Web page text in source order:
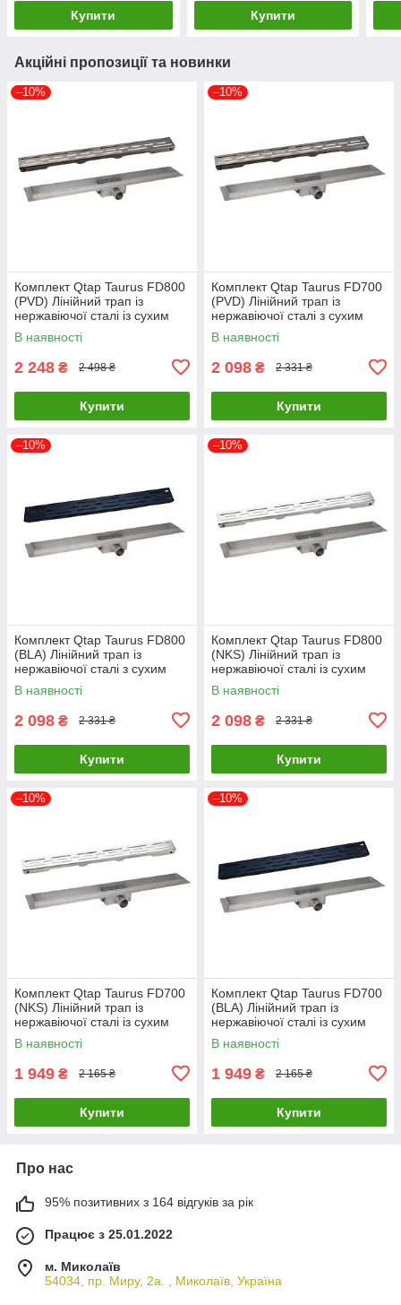
Купити Купити
Акційні пропозиції та новинки
–10%
Комплект Qtap Taurus FD800
(PVD) Лінійний трап із
нержавіючої сталі із сухим
затвором 800 мм
В наявності
2 248 ₴ 2 498 ₴
Купити
–10%
Комплект Qtap Taurus FD700
(PVD) Лінійний трап із
нержавіючої сталі з сухим
затвором 700 мм
В наявності
2 098 ₴ 2 331 ₴
Купити
–10%
Комплект Qtap Taurus FD800
(BLA) Лінійний трап із
нержавіючої сталі з сухим
затвором 800 мм
В наявності
2 098 ₴ 2 331 ₴
Купити
–10%
Комплект Qtap Taurus FD800
(NKS) Лінійний трап із
нержавіючої сталі із сухим
затвором 800 мм
В наявності
2 098 ₴ 2 331 ₴
Купити
–10%
Комплект Qtap Taurus FD700
(NKS) Лінійний трап із
нержавіючої сталі із сухим
затвором 700 мм
В наявності
1 949 ₴ 2 165 ₴
Купити
–10%
Комплект Qtap Taurus FD700
(BLA) Лінійний трап із
нержавіючої сталі із сухим
затвором 700 мм
В наявності
1 949 ₴ 2 165 ₴
Купити
Про нас
95% позитивних з 164 відгуків за рік
Працює з 25.01.2022
м. Миколаїв
54034, пр. Миру, 2а. , Миколаїв, Україна